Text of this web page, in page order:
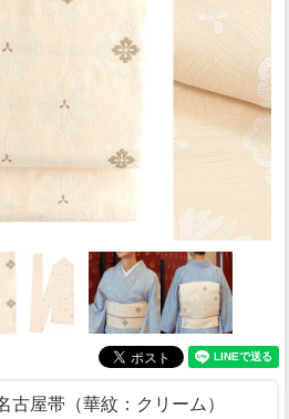
古屋帯（華紋：クリーム）